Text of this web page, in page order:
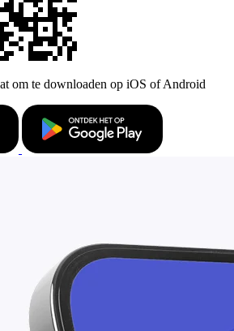
om te downloaden op iOS of Android